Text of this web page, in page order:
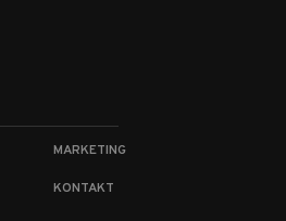
MARKETING
KONTAKT